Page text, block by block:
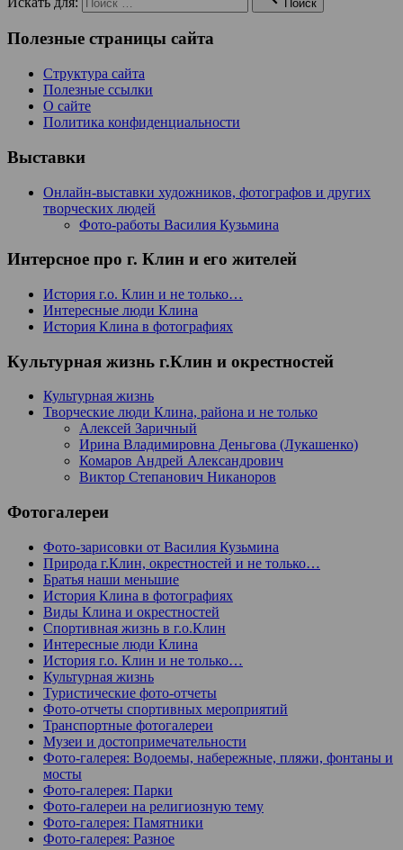
Поиск
Полезные страницы сайта
Структура сайта
Полезные ссылки
О сайте
Политика конфиденциальности
Выставки
Онлайн-выставки художников, фотографов и других
творческих людей
Фото-работы Василия Кузьмина
Интерсное про г. Клин и его жителей
История г.о. Клин и не только…
Интересные люди Клина
История Клина в фотографиях
Культурная жизнь г.Клин и окрестностей
Культурная жизнь
Творческие люди Клина, района и не только
Алексей Заричный
Ирина Владимировна Деньгова (Лукашенко)
Комаров Андрей Александрович
Виктор Степанович Никаноров
Фотогалереи
Фото-зарисовки от Василия Кузьмина
Природа г.Клин, окрестностей и не только…
Братья наши меньшие
История Клина в фотографиях
Виды Клина и окрестностей
Спортивная жизнь в г.о.Клин
Интересные люди Клина
История г.о. Клин и не только…
Культурная жизнь
Туристические фото-отчеты
Фото-отчеты спортивных мероприятий
Транспортные фотогалереи
Музеи и достопримечательности
Фото-галерея: Водоемы, набережные, пляжи, фонтаны и
мосты
Фото-галерея: Парки
Фото-галереи на религиозную тему
Фото-галерея: Памятники
Фото-галерея: Разное